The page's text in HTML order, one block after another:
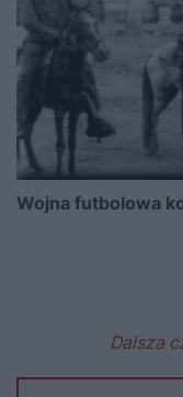
Wojna futbolowa
Dalsza